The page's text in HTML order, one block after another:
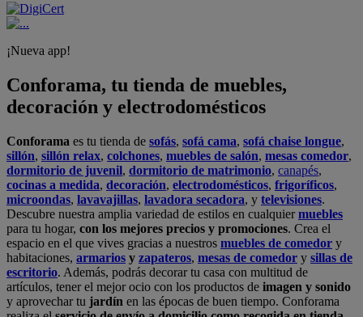
¡Nueva app!
Conforama, tu tienda de muebles,
decoración y electrodomésticos
Conforama es tu tienda de sofás, sofá cama, sofá chaise longue,
sillón, sillón relax, colchones, muebles de salón, mesas comedor,
dormitorio de juvenil, dormitorio de matrimonio, canapés,
cocinas a medida, decoración, electrodomésticos, frigoríficos,
microondas, lavavajillas, lavadora secadora, y televisiones.
Descubre nuestra amplia variedad de estilos en cualquiermuebles
para tu hogar, con los mejores precios y promociones. Crea el
espacio en el que vives gracias a nuestros muebles de comedor y
habitaciones, armarios y zapateros, mesas de comedor y sillas de
escritorio. Además, podrás decorar tu casa con multitud de
artículos, tener el mejor ocio con los productos de imagen y sonido
y aprovechar tu jardín en las épocas de buen tiempo. Conforama